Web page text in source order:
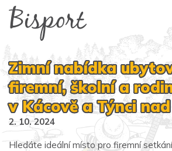
Zimní nabídka
firemní, školní a
v Kácově a Týnci
2. 10. 2024
Hledáte ideální místo pro firemní